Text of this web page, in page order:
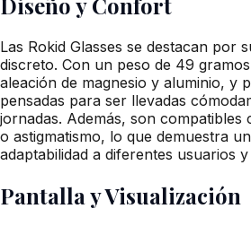
Las Rokid Glasses se destacan por
discreto. Con un peso de 49
aleación de magnesio y aluminio, y
pensadas para ser llevadas
jornadas. Además, son compatibles
o astigmatismo, lo que demuestra
adaptabilidad a diferentes usuarios y
Pantalla y Visualización